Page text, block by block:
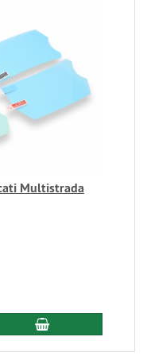
Multistrada